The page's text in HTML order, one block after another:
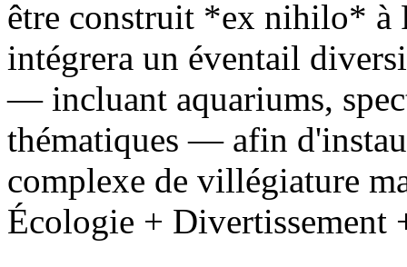
être construit *ex nihilo* à
intégrera un éventail
— incluant aquariums,
thématiques — afin
complexe de villégiature
Écologie + Divertissement